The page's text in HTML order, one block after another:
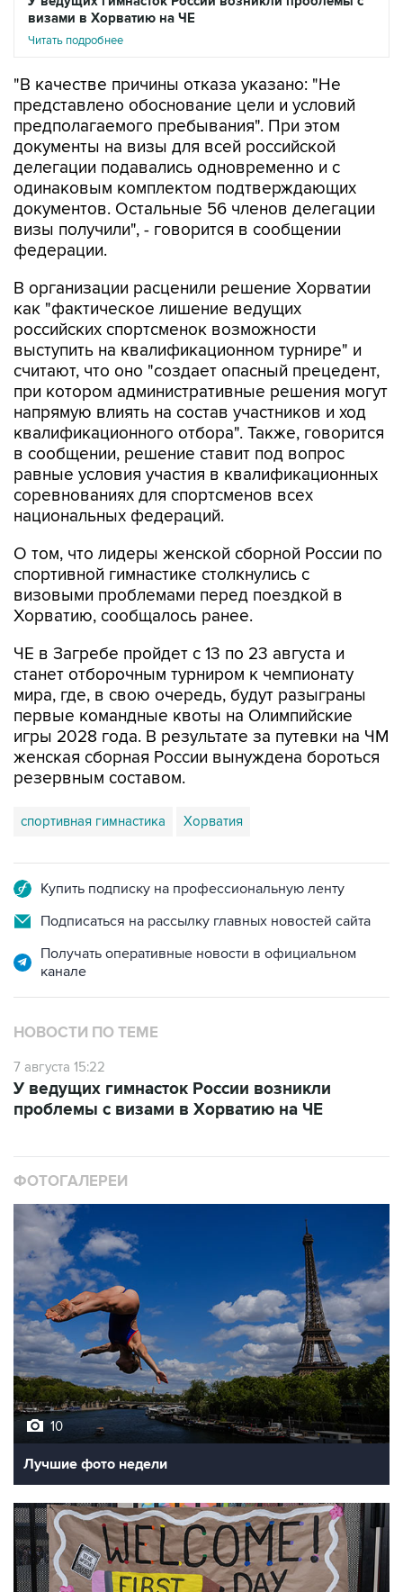
визами в Хорватию на ЧЕ
Читать подробнее
"В качестве причины отказа указано: "Не
представлено обоснование цели и условий
предполагаемого пребывания". При этом
документы на визы для всей российской
делегации подавались одновременно и с
одинаковым комплектом подтверждающих
документов. Остальные 56 членов делегации
визы получили", - говорится в сообщении
федерации.
В организации расценили решение Хорватии
как "фактическое лишение ведущих
российских спортсменок возможности
выступить на квалификационном турнире" и
считают, что оно "создает опасный прецедент,
при котором административные решения могут
напрямую влиять на состав участников и ход
квалификационного отбора". Также, говорится
в сообщении, решение ставит под вопрос
равные условия участия в квалификационных
соревнованиях для спортсменов всех
национальных федераций.
О том, что лидеры женской сборной России по
спортивной гимнастике столкнулись с
визовыми проблемами перед поездкой в
Хорватию, сообщалось ранее.
ЧЕ в Загребе пройдет с 13 по 23 августа и
станет отборочным турниром к чемпионату
мира, где, в свою очередь, будут разыграны
первые командные квоты на Олимпийские
игры 2028 года. В результате за путевки на ЧМ
женская сборная России вынуждена бороться
резервным составом.
спортивная гимнастика Хорватия
Купить подписку на профессиональную ленту
Подписаться на рассылку главных новостей сайта
Получать оперативные новости в официальном
канале
НОВОСТИ ПО ТЕМЕ
7 августа 15:22
У ведущих гимнасток России возникли
проблемы с визами в Хорватию на ЧЕ
ФОТОГАЛЕРЕИ
10
Лучшие фото недели